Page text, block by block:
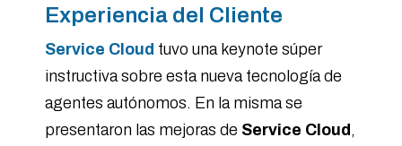
Experiencia del Cliente
Service Cloud tuvo una keynote súper
instructiva sobre esta nueva tecnología de
agentes autónomos. En la misma se
presentaron las mejoras de Service Cloud,